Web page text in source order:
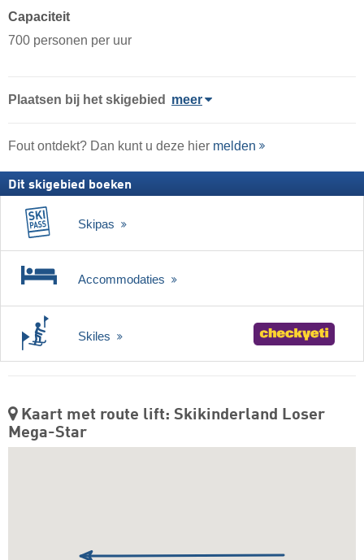
Capaciteit
700 personen per uur
Plaatsen bij het skigebied meer
Fout ontdekt? Dan kunt u deze hier melden
Dit skigebied boeken
Skipas
Accommodaties
Skiles
Kaart met route lift: Skikinderland Loser
Mega-Star